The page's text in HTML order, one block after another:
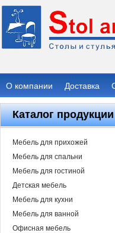
О компании Доставка
Каталог продукции
Мебель для прихожей
Мебель для спальни
Мебель для гостиной
Детская мебель
Мебель для кухни
Мебель для ванной
Офисная мебель